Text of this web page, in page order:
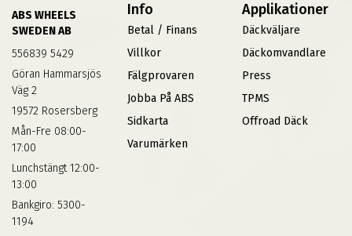
ABS WHEELS
SWEDEN AB
556839 5429
Göran Hammarsjös
Väg 2
19572 Rosersberg
Mån-Fre 08:00-
17:00
Lunchstängt 12:00-
13:00
Bankgiro: 5300-
1194
Info
Betal / Finans
Villkor
Fälgprovaren
Jobba På ABS
Sidkarta
Varumärken
Applikationer
Däckväljare
Däckomvandlare
Press
TPMS
Offroad Däck